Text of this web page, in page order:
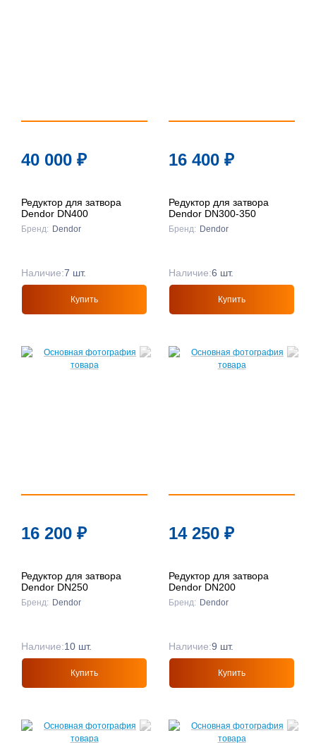
40 000 ₽
Редуктор для затвора
Dendor DN400
Бренд: Dendor
Наличие:7 шт.
Купить
16 400 ₽
Редуктор для затвора
Dendor DN300-350
Бренд: Dendor
Наличие:6 шт.
Купить
16 200 ₽
Редуктор для затвора
Dendor DN250
Бренд: Dendor
Наличие:10 шт.
Купить
14 250 ₽
Редуктор для затвора
Dendor DN200
Бренд: Dendor
Наличие:9 шт.
Купить